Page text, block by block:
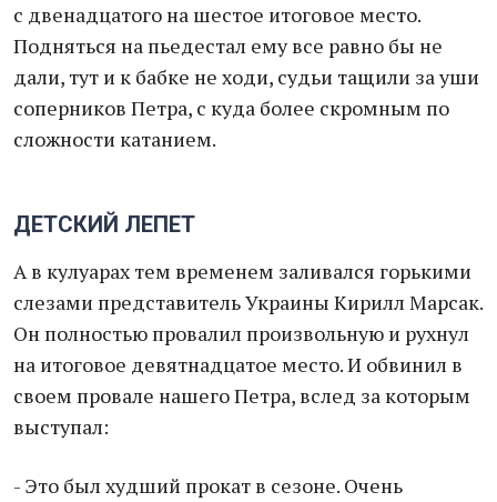
с двенадцатого на шестое итоговое место.
Подняться на пьедестал ему все равно бы не
дали, тут и к бабке не ходи, судьи тащили за уши
соперников Петра, с куда более скромным по
сложности катанием.
ДЕТСКИЙ ЛЕПЕТ
А в кулуарах тем временем заливался горькими
слезами представитель Украины Кирилл Марсак.
Он полностью провалил произвольную и рухнул
на итоговое девятнадцатое место. И обвинил в
своем провале нашего Петра, вслед за которым
выступал:
- Это был худший прокат в сезоне. Очень